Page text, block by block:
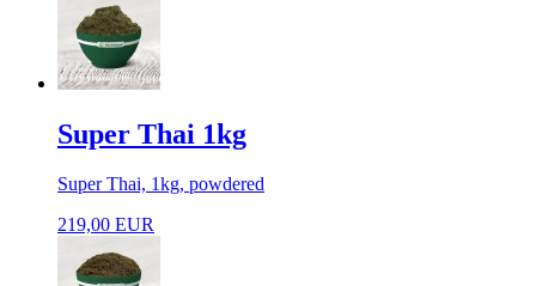
Super Thai 1kg
Super Thai, 1kg, powdered
219,00 EUR